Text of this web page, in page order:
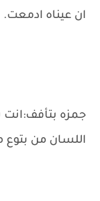
ان عيناه ادمعت.
جمزه بتأفف:انت
اللسان من